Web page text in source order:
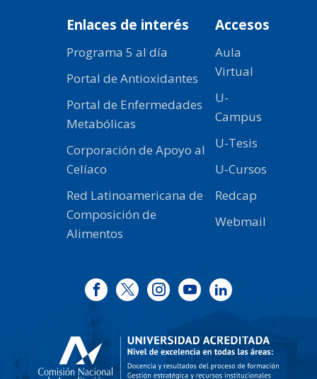
Enlaces de interés
Programa 5 al día
Portal de Antioxidantes
Portal de Enfermedades
Metabólicas
Corporación de Apoyo al
Celíaco
Red Latinoamericana de
Composición de
Alimentos
Accesos
Aula
Virtual
U-
Campus
U-Tesis
U-Cursos
Redcap
Webmail